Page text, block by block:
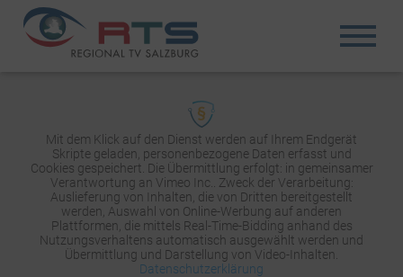
Mit dem Klick auf den Dienst werden auf Ihrem Endgerät
Skripte geladen, personenbezogene Daten erfasst und
Cookies gespeichert. Die Übermittlung erfolgt: in gemeinsamer
Verantwortung an Vimeo Inc.. Zweck der Verarbeitung:
Auslieferung von Inhalten, die von Dritten bereitgestellt
werden, Auswahl von Online-Werbung auf anderen
Plattformen, die mittels Real-Time-Bidding anhand des
Nutzungsverhaltens automatisch ausgewählt werden und
Übermittlung und Darstellung von Video-Inhalten.
Datenschutzerklärung